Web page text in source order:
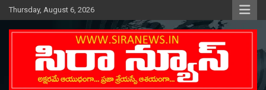
Skip
to
content
Thursday, August 6, 2026